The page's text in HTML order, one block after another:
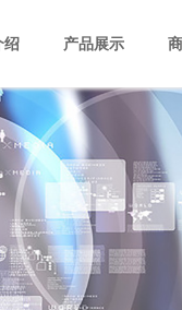
绍 产品展示